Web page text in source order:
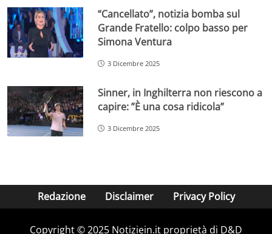
“Cancellato”, notizia bomba sul
Grande Fratello: colpo basso per
Simona Ventura
3 Dicembre 2025
Sinner, in Inghilterra non riescono a
capire: ”È una cosa ridicola”
3 Dicembre 2025
Redazione Disclaimer Privacy Policy
Copyright © 2025 Notiziein.it proprietà di D&D